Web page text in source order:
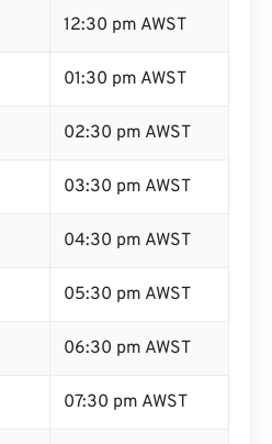
12:30 pm AWST
01:30 pm AWST
02:30 pm AWST
03:30 pm AWST
04:30 pm AWST
05:30 pm AWST
06:30 pm AWST
07:30 pm AWST